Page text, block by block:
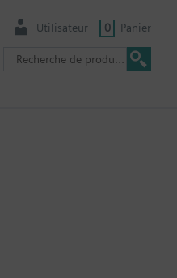
Utilisateur 0 Panier